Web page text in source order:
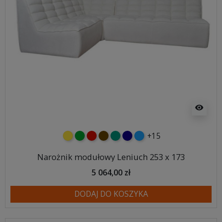
visibility
żółtyzielonyczerwony
czekoladowy
turkusowy
granatowy
niebieski
+15
Narożnik modułowy Leniuch 253 x 173
5 064,00 zł
DODAJ DO KOSZYKA